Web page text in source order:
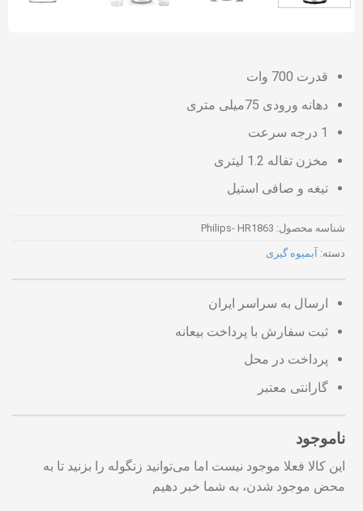
قدرت 700 وات
دهانه ورودی 75میلی متری
1 درجه سرعت
مخزن تفاله 1.2 لیتری
تیغه و صافی استیل
شناسه محصول: Philips- HR1863
دسته: آبمیوه گیری
ارسال به سراسر ایران
ثبت سفارش با پرداخت بیعانه
پرداخت در محل
گارانتی معتبر
ناموجود
این کالا فعلا موجود نیست اما می‌توانید زنگوله را بزنید تا به
محض موجود شدن، به شما خبر دهیم